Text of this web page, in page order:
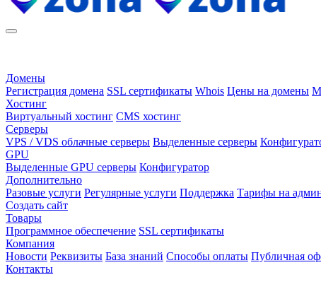
Домены
Регистрация домена SSL сертификаты Whois Цены на домены
Хостинг
Виртуальный хостинг CMS хостинг
Серверы
VPS / VDS облачные серверы Выделенные серверы
GPU
Выделенные GPU серверы Конфигуратор
Дополнительно
Разовые услуги Регулярные услуги Поддержка Тарифы на
Создать сайт
Товары
Программное обеспечение SSL сертификаты
Компания
Новости Реквизиты База знаний Способы оплаты Публичная
Контакты